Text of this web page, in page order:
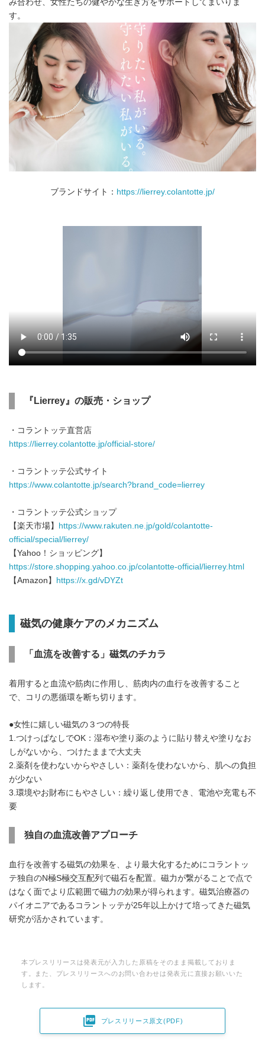
み合わせ、女性たちの健やかな生き方をサポートしてまいりま
す。
ブランドサイト： https://lierrey.colantotte.jp/
『 Lierrey 』の販売・ショップ
・コラントッテ直営店
https://lierrey.colantotte.jp/official-store/
・コラントッテ公式サイト
https://www.colantotte.jp/search?brand_code=lierrey
・コラントッテ公式ショップ
【楽天市場】 https://www.rakuten.ne.jp/gold/colantotte-
official/special/lierrey/
【Yahoo！ショッピング】
https://store.shopping.yahoo.co.jp/colantotte-official/lierrey.html
【Amazon】 https://x.gd/vDYZt
磁気の健康ケアのメカニズム
「血流を改善する」磁気のチカラ
着用すると血流や筋肉に作用し、筋肉内の血行を改善すること
で、コリの悪循環を断ち切ります。
●女性に嬉しい磁気の３つの特長
1.つけっぱなしでOK：湿布や塗り薬のように貼り替えや塗りなお
しがないから、つけたままで大丈夫
2.薬剤を使わないからやさしい：薬剤を使わないから、肌への負担
が少ない
3.環境やお財布にもやさしい：繰り返し使用でき、電池や充電も不
要
独自の血流改善アプローチ
血行を改善する磁気の効果を、より最大化するためにコラントッ
テ独自のN極S極交互配列で磁石を配置。磁力が繋がることで点で
はなく面でより広範囲で磁力の効果が得られます。磁気治療器の
パイオニアであるコラントッテが25年以上かけて培ってきた磁気
研究が活かされています。
本プレスリリースは発表元が入力した原稿をそのまま掲載しておりま
す。また、プレスリリースへのお問い合わせは発表元に直接お願いいた
します。
 プレスリリース原文(PDF)